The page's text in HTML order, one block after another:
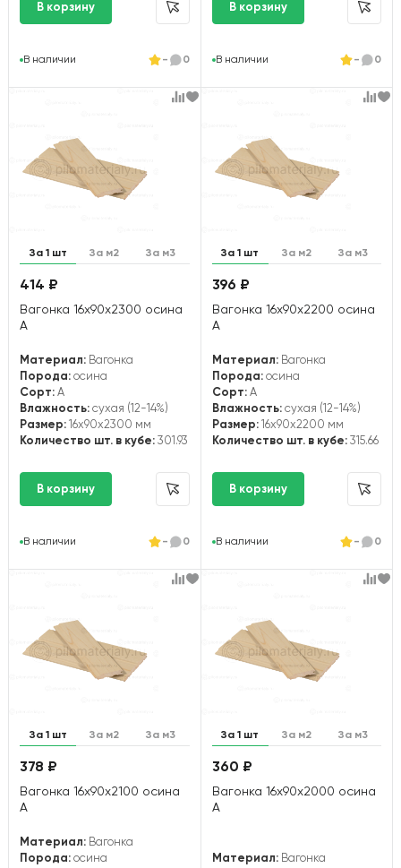
В наличии - 0 В наличии - 0
За 1 шт За м2 За м3
414 ₽
Вагонка 16х90х2300 осина
А
Материал: Вагонка
Порода: осина
Сорт: А
Влажность: сухая (12-14%)
Размер: 16x90x2300 мм
Количество шт. в кубе: 301.93
В наличии - 0
За 1 шт За м2 За м3
396 ₽
Вагонка 16х90х2200 осина
А
Материал:Вагонка
Порода:осина
Сорт:А
Влажность:сухая (12-14%)
Размер:16x90x2200 мм
Количество шт. в кубе:315.66
В наличии - 0
За 1 шт За м2 За м3
378 ₽
Вагонка 16х90х2100 осина
А
Материал: Вагонка
Порода: осина
За 1 шт За м2 За м3
360 ₽
Вагонка 16х90х2000 осина
А
Материал:Вагонка